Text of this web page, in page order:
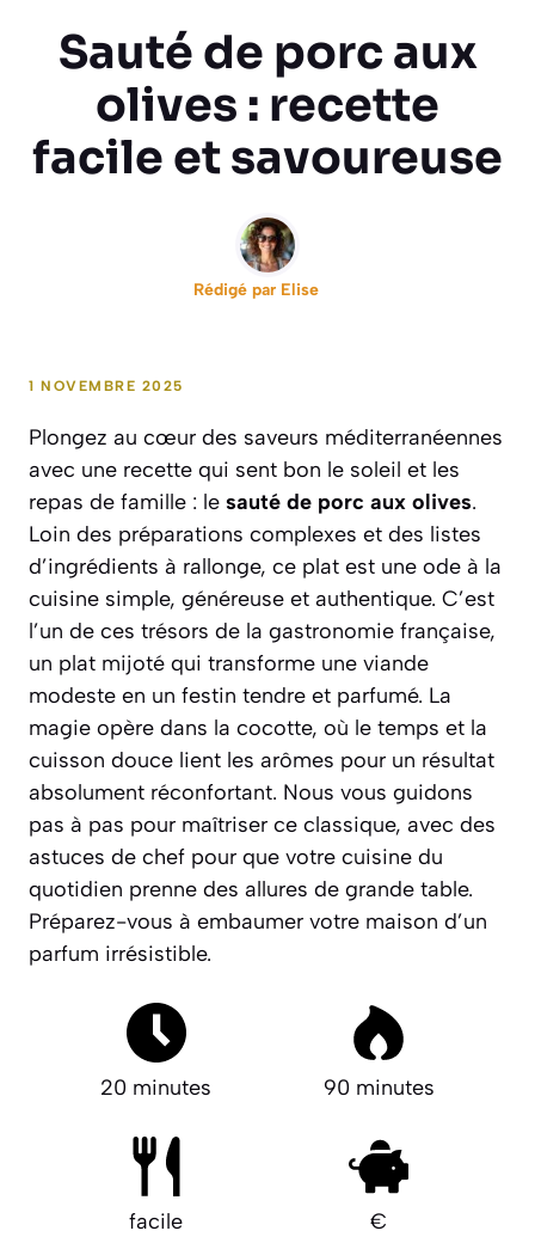
Sauté de porc aux
olives : recette
facile et savoureuse
Rédigé par Elise
1 NOVEMBRE 2025
Plongez au cœur des saveurs méditerranéennes
avec une recette qui sent bon le soleil et les
repas de famille : le sauté de porc aux olives.
Loin des préparations complexes et des listes
d’ingrédients à rallonge, ce plat est une ode à la
cuisine simple, généreuse et authentique. C’est
l’un de ces trésors de la gastronomie française,
un plat mijoté qui transforme une viande
modeste en un festin tendre et parfumé. La
magie opère dans la cocotte, où le temps et la
cuisson douce lient les arômes pour un résultat
absolument réconfortant. Nous vous guidons
pas à pas pour maîtriser ce classique, avec des
astuces de chef pour que votre cuisine du
quotidien prenne des allures de grande table.
Préparez-vous à embaumer votre maison d’un
parfum irrésistible.
20 minutes 90 minutes
facile €